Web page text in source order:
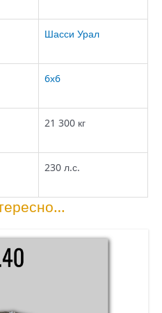
Шасси Урал
6х6
21 300 кг
230 л.с.